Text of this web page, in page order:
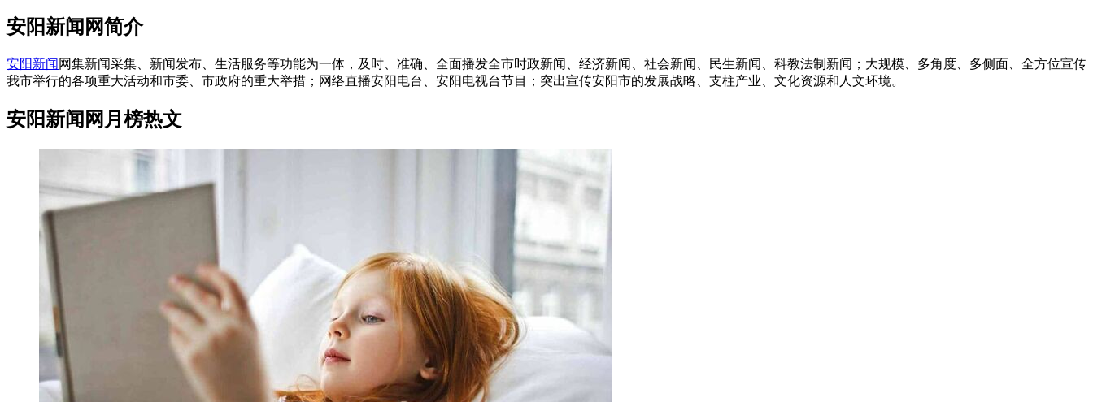
安阳新闻网简介
安阳新闻 网集新闻采集、新闻发布、生活服务等功能为一体，及时、准确、全面播发全市时政新闻、经济新闻、社会新闻、民生新闻、科教法制新闻；大规模、多角度、多侧面、全方位宣传
我市举行的各项重大活动和市委、市政府的重大举措；网络直播安阳电台、安阳电视台节目；突出宣传安阳市的发展战略、支柱产业、文化资源和人文环境。
安阳新闻网月榜热文